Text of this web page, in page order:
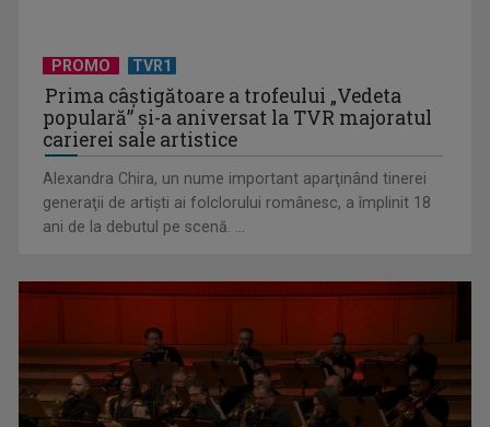
Horaţiu Mălăele ...
PROMO TVR1
Prima câştigătoare a trofeului „Vedeta
populară” şi-a aniversat la TVR majoratul
carierei sale artistice
Alexandra Chira, un nume important aparţinând tinerei
generaţii de artişti ai folclorului românesc, a împlinit 18
ani de la debutul pe scenă. ...